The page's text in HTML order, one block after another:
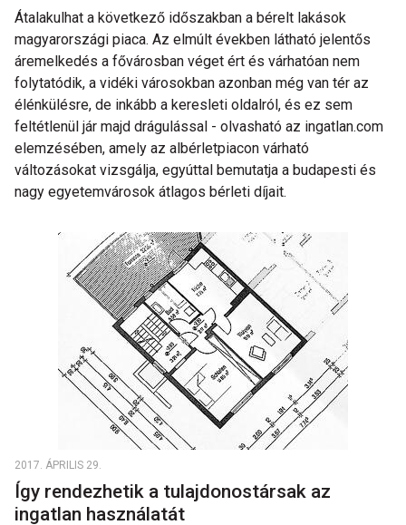
Átalakulhat a következő időszakban a bérelt lakások
magyarországi piaca. Az elmúlt években látható jelentős
áremelkedés a fővárosban véget ért és várhatóan nem
folytatódik, a vidéki városokban azonban még van tér az
élénkülésre, de inkább a keresleti oldalról, és ez sem
feltétlenül jár majd drágulással - olvasható az ingatlan.com
elemzésében, amely az albérletpiacon várható
változásokat vizsgálja, egyúttal bemutatja a budapesti és
nagy egyetemvárosok átlagos bérleti díjait.
2017. ÁPRILIS 29.
Így rendezhetik a tulajdonostársak az
ingatlan használatát